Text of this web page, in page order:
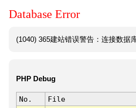
Database Error
(1040) 365建站错误警告：连接数据
PHP Debug
No. File